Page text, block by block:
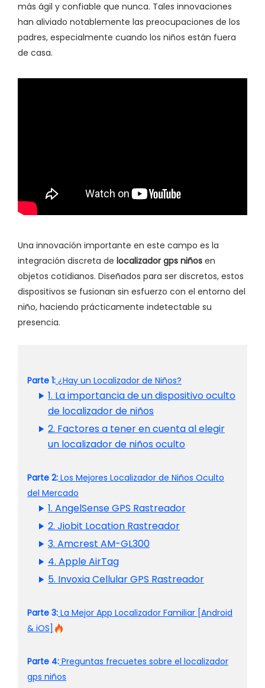
más ágil y confiable que nunca. Tales innovaciones
han aliviado notablemente las preocupaciones de los
padres, especialmente cuando los niños están fuera
de casa.
Una innovación importante en este campo es la
integración discreta de localizador gps niños en
objetos cotidianos. Diseñados para ser discretos, estos
dispositivos se fusionan sin esfuerzo con el entorno del
niño, haciendo prácticamente indetectable su
presencia.
Parte 1: ¿Hay un Localizador de Niños?
1. La importancia de un dispositivo oculto
de localizador de niños
2. Factores a tener en cuenta al elegir
un localizador de niños oculto
Parte 2: Los Mejores Localizador de Niños Oculto
del Mercado
1. AngelSense GPS Rastreador
2. Jiobit Location Rastreador
3. Amcrest AM-GL300
4. Apple AirTag
5. Invoxia Cellular GPS Rastreador
Parte 3: La Mejor App Localizador Familiar [Android
& iOS]
Parte 4: Preguntas frecuetes sobre el localizador
gps niños